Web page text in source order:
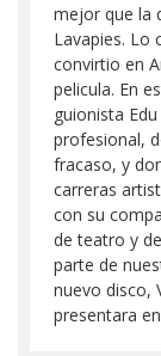
mejor que la
Lavapies. Lo
convirtio en
pelicula. En
guionista
profesional,
fracaso, y
carreras
con su
de teatro y
parte de
nuevo disco,
presentara